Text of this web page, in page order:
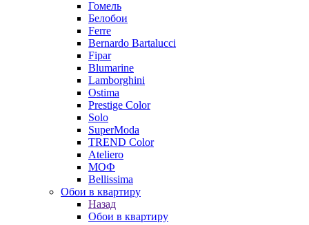
Гомель
Белобои
Ferre
Bernardo Bartalucci
Fipar
Blumarine
Lamborghini
Ostima
Prestige Color
Solo
SuperModa
TREND Color
Ateliero
МОФ
Bellissima
Обои в квартиру
Назад
Обои в квартиру